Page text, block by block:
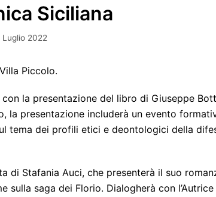
Siciliana
Luglio 2022
Piccolo.
la presentazione del libro di Giuseppe
la presentazione includerà un evento
tema dei profili etici e deontologici della
di Stafania Auci, che presenterà il suo
sulla saga dei Florio. Dialogherà con